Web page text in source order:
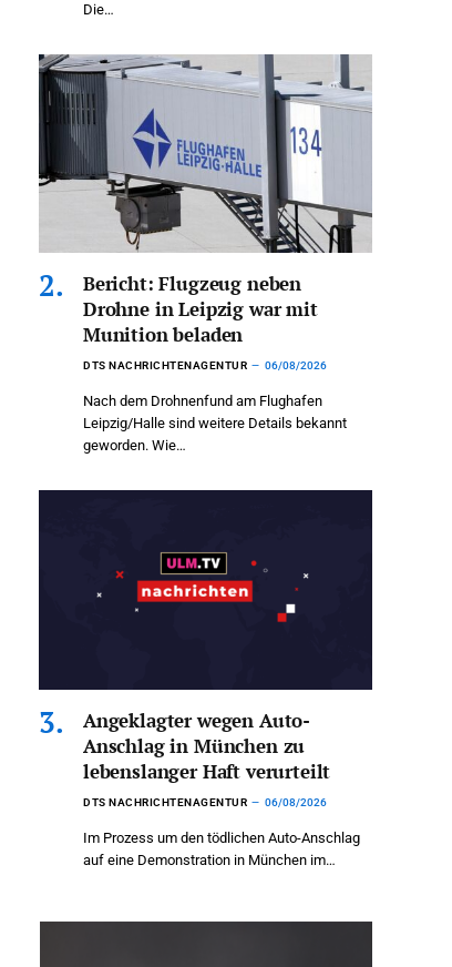
Die…
Bericht: Flugzeug neben
Drohne in Leipzig war mit
Munition beladen
DTS NACHRICHTENAGENTUR 06/08/2026
Nach dem Drohnenfund am Flughafen
Leipzig/Halle sind weitere Details bekannt
geworden. Wie…
Angeklagter wegen Auto-
Anschlag in München zu
lebenslanger Haft verurteilt
DTS NACHRICHTENAGENTUR 06/08/2026
Im Prozess um den tödlichen Auto-Anschlag
auf eine Demonstration in München im…